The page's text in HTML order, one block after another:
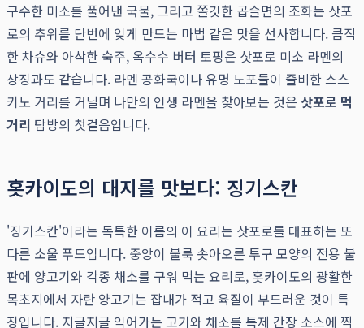
구수한 미소를 풀어낸 국물, 그리고 쫄깃한 곱슬면의 조화는 삿포
로의 추위를 단번에 잊게 만드는 마법 같은 맛을 선사합니다. 큼직
한 차슈와 아삭한 숙주, 옥수수 버터 토핑은 삿포로 미소 라멘의
상징과도 같습니다. 라멘 공화국이나 유명 노포들이 즐비한 스스
키노 거리를 거닐며 나만의 인생 라멘을 찾아보는 것은 삿포로 먹
거리 탐방의 첫걸음입니다.
홋카이도의 대지를 맛보다: 징기스칸
'징기스칸'이라는 독특한 이름의 이 요리는 삿포로를 대표하는 또
다른 소울 푸드입니다. 중앙이 불룩 솟아오른 투구 모양의 전용 불
판에 양고기와 각종 채소를 구워 먹는 요리로, 홋카이도의 광활한
목초지에서 자란 양고기는 잡내가 적고 육질이 부드러운 것이 특
징입니다. 지글지글 익어가는 고기와 채소를 특제 간장 소스에 찍